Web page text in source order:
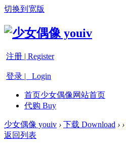
切换到宽版
注册 | Register
登录 | Login
首页少女偶像网站首页
代购 Buy
少女偶像 youiv › 下载 Download › ›
返回列表